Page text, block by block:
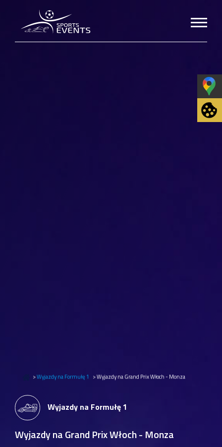
>Wyjazdy na Formułę 1 >Wyjazdy na Grand Prix Włoch - Monza
Wyjazdy na Formułę 1
Wyjazdy na Grand Prix Włoch - Monza